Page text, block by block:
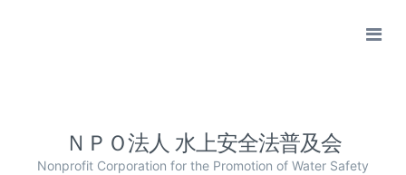
ＮＰＯ法人 水上安全法普及会
Nonprofit Corporation for the Promotion of Water Safety